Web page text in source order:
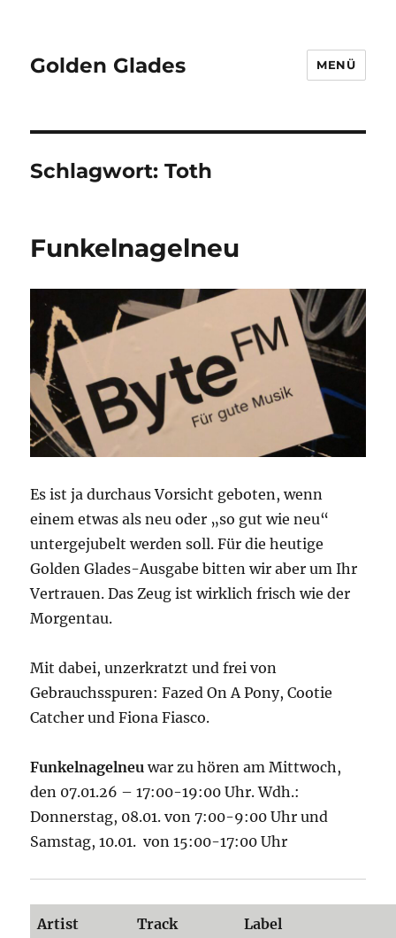
Golden Glades MENÜ
Schlagwort:Toth
Funkelnagelneu
Es ist ja durchaus Vorsicht geboten, wenn
einem etwas als neu oder „so gut wie neu“
untergejubelt werden soll. Für die heutige
Golden Glades-Ausgabe bitten wir aber um Ihr
Vertrauen. Das Zeug ist wirklich frisch wie der
Morgentau.
Mit dabei, unzerkratzt und frei von
Gebrauchsspuren: Fazed On A Pony, Cootie
Catcher und Fiona Fiasco.
Funkelnagelneu war zu hören am Mittwoch,
den 07.01.26 – 17:00-19:00 Uhr. Wdh.:
Donnerstag, 08.01. von 7:00-9:00 Uhr und
Samstag, 10.01. von 15:00-17:00 Uhr
Artist Track Label